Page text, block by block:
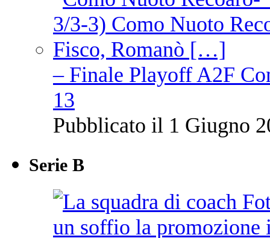
– Finale Playoff A2F
13
Pubblicato il 1 Giugno
Serie B